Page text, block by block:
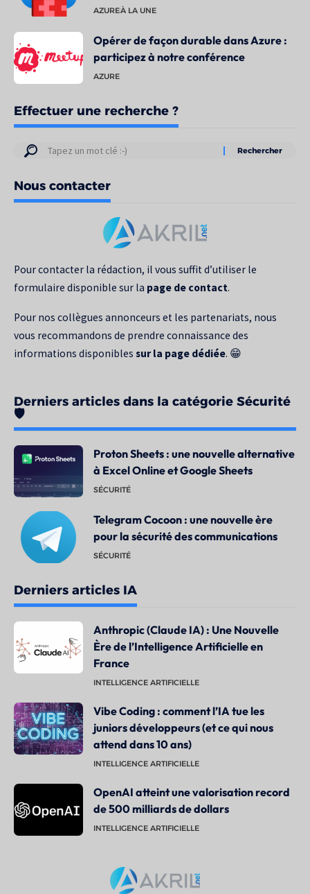
AZUREÀ LA UNE
Opérer de façon durable dans Azure :
participez à notre conférence
AZURE
Effectuer une recherche ?
Résultats
votre
recherche
Nous contacter
Pour contacter la rédaction, il vous suffit d’utiliser le
formulaire disponible sur la page de contact.
Pour nos collègues annonceurs et les partenariats, nous
vous recommandons de prendre connaissance des
informations disponibles sur la page dédiée. 😁
Derniers articles dans la catégorie Sécurité
🛡️
Proton Sheets : une nouvelle alternative
à Excel Online et Google Sheets
SÉCURITÉ
Telegram Cocoon : une nouvelle ère
pour la sécurité des communications
SÉCURITÉ
Derniers articles IA
Anthropic (Claude IA) : Une Nouvelle
Ère de l’Intelligence Artificielle en
France
INTELLIGENCE ARTIFICIELLE
Vibe Coding : comment l’IA tue les
juniors développeurs (et ce qui nous
attend dans 10 ans)
INTELLIGENCE ARTIFICIELLE
OpenAI atteint une valorisation record
de 500 milliards de dollars
INTELLIGENCE ARTIFICIELLE